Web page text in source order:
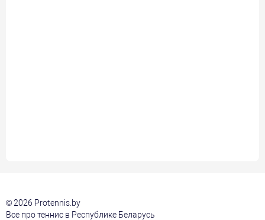
© 2026 Protennis.by
Все про теннис в Республике Беларусь